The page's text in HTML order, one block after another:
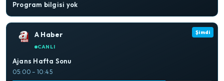
Program bilgisi yok
Şimdi
A Haber
CANLI
Ajans Hafta Sonu
05:00 – 10:45